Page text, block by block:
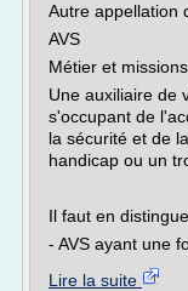
Autre appellation
AVS
Métier et
Une auxiliaire de
s'occupant de
la sécurité et de
handicap ou un
Il faut en
- AVS ayant une
Lire la suite